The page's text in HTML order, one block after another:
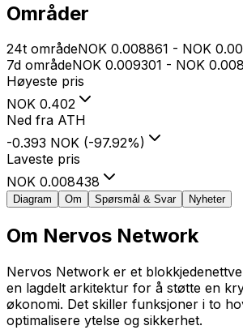
Områder
24t områdeNOK 0.008861 - NOK
7d områdeNOK 0.009301 - NOK
Høyeste pris
NOK 0.402
Ned fra ATH
-0.393 NOK (-97.92%)
Laveste pris
NOK 0.008438
Diagram Om Spørsmål & Svar Nyheter
Om Nervos Network
Nervos Network er et
en lagdelt arkitektur for å støtte en
økonomi. Det skiller funksjoner i to
optimalisere ytelse og sikkerhet.